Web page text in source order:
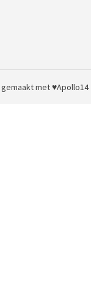
gemaakt met ♥Apollo14